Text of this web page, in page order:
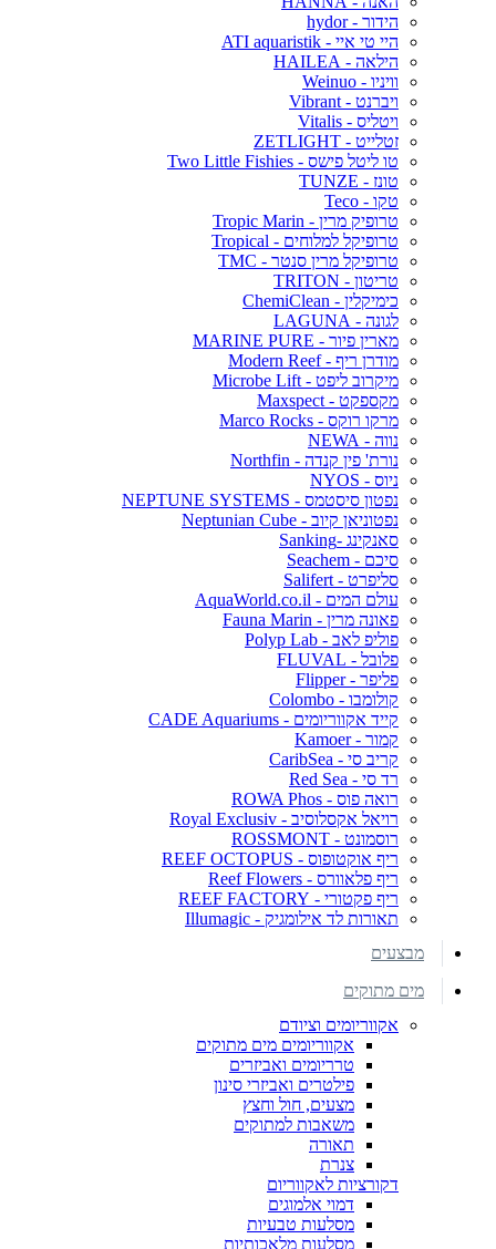
הידור - hydor
היי טי איי - ATI aquaristik
הילאה - HAILEA
וויניו - Weinuo
ויברנט - Vibrant
ויטליס - Vitalis
זטלייט - ZETLIGHT
טו ליטל פישס - Two Little Fishies
טונז - TUNZE
טקו - Teco
טרופיק מרין - Tropic Marin
טרופיקל למלוחים - Tropical
טרופיקל מרין סנטר - TMC
טריטון - TRITON
כימיקלין - ChemiClean
לגונה - LAGUNA
מארין פיור - MARINE PURE
מודרן ריף - Modern Reef
מיקרוב ליפט - Microbe Lift
מקספקט - Maxspect
מרקו רוקס - Marco Rocks
נווה - NEWA
נורת' פין קנדה - Northfin
ניוס - NYOS
נפטון סיסטמס - NEPTUNE SYSTEMS
נפטוניאן קיוב - Neptunian Cube
סאנקינג -Sanking
סיכם - Seachem
סליפרט - Salifert
עולם המים - AquaWorld.co.il
פאונה מרין - Fauna Marin
פוליפ לאב - Polyp Lab
פלובל - FLUVAL
פליפר - Flipper
קולומבו - Colombo
קייד אקווריומים - CADE Aquariums
קמור - Kamoer
קריב סי - CaribSea
רד סי - Red Sea
רואה פוס - ROWA Phos
רויאל אקסלוסיב - Royal Exclusiv
רוסמונט - ROSSMONT
ריף אוקטופוס - REEF OCTOPUS
ריף פלאוורס - Reef Flowers
ריף פקטורי - REEF FACTORY
תאורות לד אילומגיק - Illumagic
מבצעים
מים מתוקים
אקווריומים וציודם
אקווריומים מים מתוקים
טרריומים ואביזרים
פילטרים ואביזרי סינון
מצעים, חול וחצץ
משאבות למתוקים
תאורה
צנרת
דקורציות לאקווריום
דמוי אלמוגים
מסלעות טבעיות
מסלעות מלאכותיות